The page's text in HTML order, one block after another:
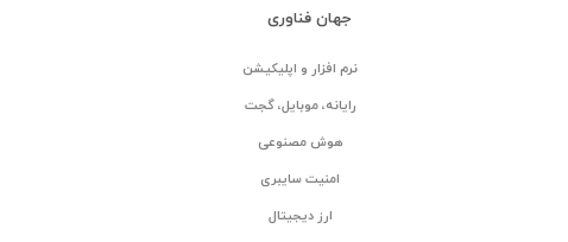
جهان فناوری
نرم افزار و اپلیکیشن
رایانه، موبایل، گجت
هوش مصنوعی
امنیت سایبری
ارز دیجیتال